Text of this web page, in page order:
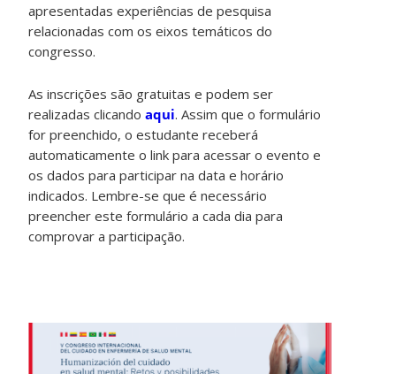
apresentadas experiências de pesquisa
relacionadas com os eixos temáticos do
congresso.
As inscrições são gratuitas e podem ser
realizadas clicandoaqui. Assim que o formulário
for preenchido, o estudante receberá
automaticamente o link para acessar o evento e
os dados para participar na data e horário
indicados. Lembre-se que é necessário
preencher este formulário a cada dia para
comprovar a participação.